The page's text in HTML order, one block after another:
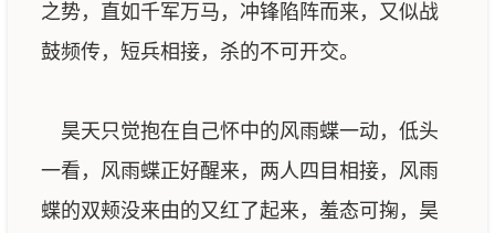
之势，直如千军万马，冲锋陷阵而来，又似战
鼓频传，短兵相接，杀的不可开交。
昊天只觉抱在自己怀中的风雨蝶一动，低头
一看，风雨蝶正好醒来，两人四目相接，风雨
蝶的双颊没来由的又红了起来，羞态可掬，昊